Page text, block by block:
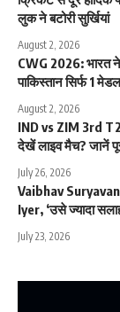
लुक ने बटोरी सुर्खियां
August 2, 2026
CWG 2026: भारत
पाकिस्तान सिर्फ 1
August 2, 2026
IND vs ZIM 3rd
देखें लाइव मैच? जानें
July 26, 2026
Vaibhav
Iyer, ‘उसे ज्यादा
July 23, 2026